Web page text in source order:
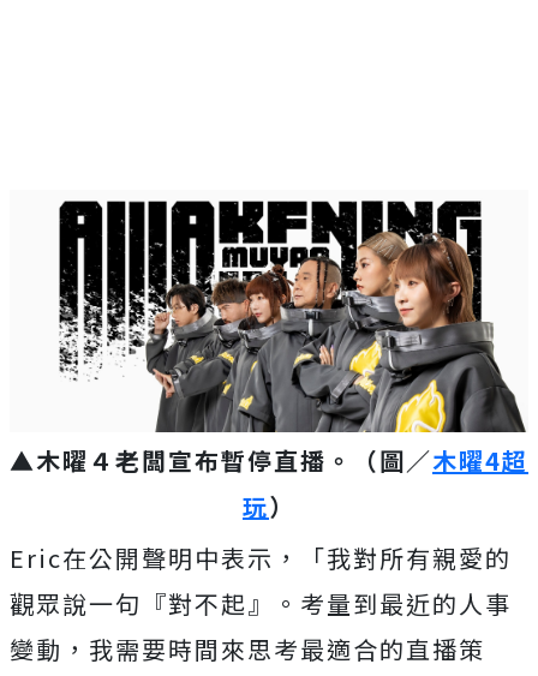
▲木曜４老闆宣布暫停直播。（圖／木曜4超
玩）
Eric在公開聲明中表示，「我對所有親愛的
觀眾說一句『對不起』。考量到最近的人事
變動，我需要時間來思考最適合的直播策